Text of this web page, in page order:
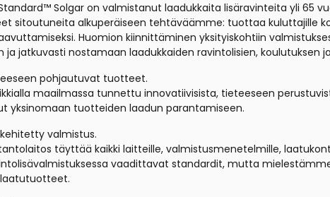
Solgar on valmistanut laadukkaita lisäravinteita yli 65
sitoutuneita alkuperäiseen tehtäväämme: tuottaa kuluttajille
Huomion kiinnittäminen yksityiskohtiin
ja jatkuvasti nostamaan laadukkaiden ravintolisien, koulutuksen
pohjautuvat tuotteet.
maailmassa tunnettu innovatiivisista, tieteeseen
yksinomaan tuotteiden laadun parantamiseen.
valmistus.
täyttää kaikki laitteille, valmistusmenetelmille,
vaadittavat standardit, mutta